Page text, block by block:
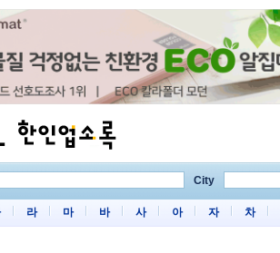
City
라 마 바 사 아 자 차